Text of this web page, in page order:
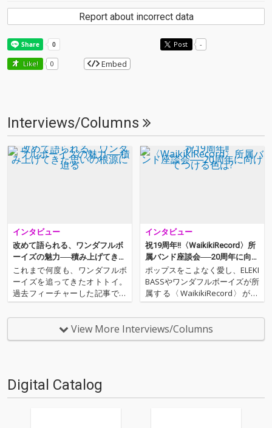
Report about incorrect data
Post -
Like! 0 Embed
Interviews/Columns
インタビュー
改めて語られる、ワンダフルボ
ーイズの魅力──積み上げてきた
思いの根源に迫る
これまで何度も、ワンダフルボ
ーイズを追ってきたオトトイ。
過去フィーチャーした記事では
フロントマンである、Sunday
カミデへの単独インタビューが
中心だったが、今回はギターを
担当するアツムワンダフルが初
インタビュー
祝19周年!!〈WaikikiRecord〉所
属バンド座談会──20周年に向け
てつける色は?
ポップスをこよなく愛し、ELEKI
BASSやワンダフルボーイズが所
属する〈WaikikiRecord〉が19
周年を迎える!!! 今回は2018年7
月16日(月)、TSUTAYA O-NESTに
て開催される、19周年記念イベ
ント〈WaikikiRecord …
View More Interviews/Columns
Digital Catalog